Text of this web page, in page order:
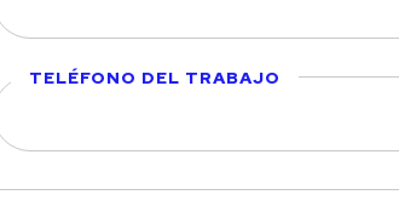
TELÉFONO DEL TRABAJO